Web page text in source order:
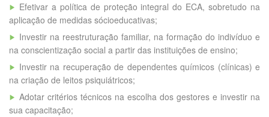
Efetivar a política de proteção integral do ECA, sobretudo na
aplicação de medidas sócioeducativas;
Investir na reestruturação familiar, na formação do indivíduo e
na conscientização social a partir das instituições de ensino;
Investir na recuperação de dependentes químicos (clínicas) e
na criação de leitos psiquiátricos;
Adotar critérios técnicos na escolha dos gestores e investir na
sua capacitação;